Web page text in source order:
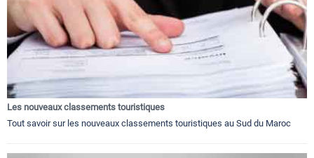
Les nouveaux classements touristiques
Tout savoir sur les nouveaux classements touristiques au Sud du Maroc